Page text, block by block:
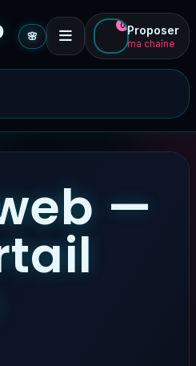
🌸
0 Proposer
ma chaîne
—